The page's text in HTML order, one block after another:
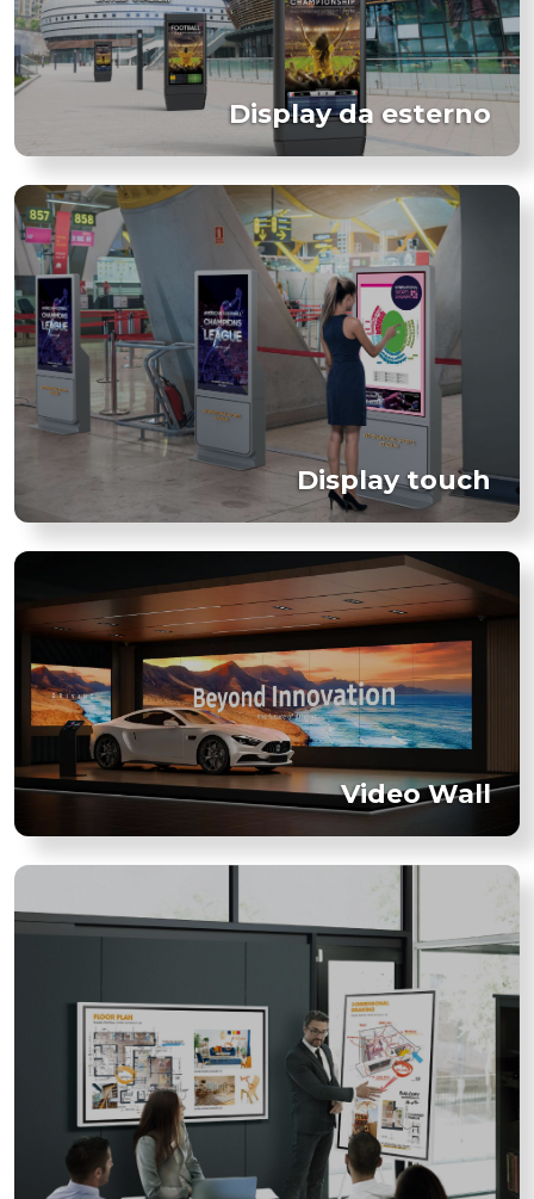
Display da esterno
Display touch
Video Wall